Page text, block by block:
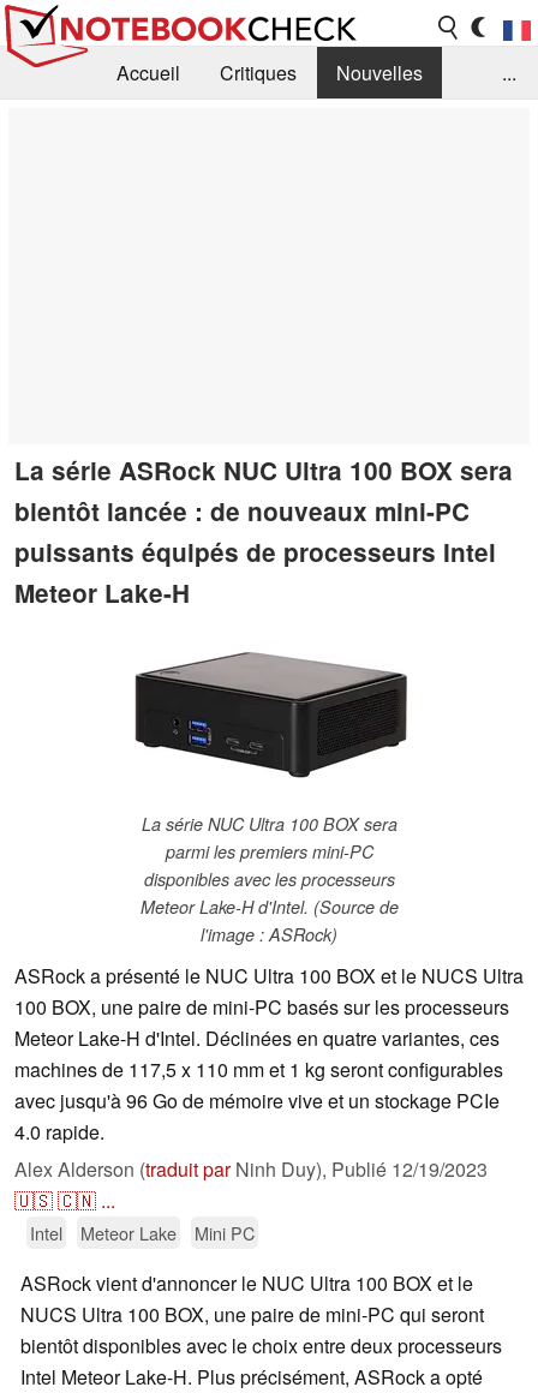
Accueil Critiques
Nouvelles
...
La série ASRock NUC Ultra 100 BOX sera
bientôt lancée : de nouveaux mini-PC
puissants équipés de processeurs Intel
Meteor Lake-H
La série NUC Ultra 100 BOX sera
parmi les premiers mini-PC
disponibles avec les processeurs
Meteor Lake-H d'Intel. (Source de
l'image : ASRock)
ASRock a présenté le NUC Ultra 100 BOX et le NUCS Ultra
100 BOX, une paire de mini-PC basés sur les processeurs
Meteor Lake-H d'Intel. Déclinées en quatre variantes, ces
machines de 117,5 x 110 mm et 1 kg seront configurables
avec jusqu'à 96 Go de mémoire vive et un stockage PCIe
4.0 rapide.
Alex Alderson (traduit parNinh Duy), Publié 12/19/2023
🇺🇸🇨🇳 ...
Intel Meteor Lake Mini PC
ASRock vient d'annoncer le NUC Ultra 100 BOX et le
NUCS Ultra 100 BOX, une paire de mini-PC qui seront
bientôt disponibles avec le choix entre deux processeurs
Intel Meteor Lake-H. Plus précisément, ASRock a opté